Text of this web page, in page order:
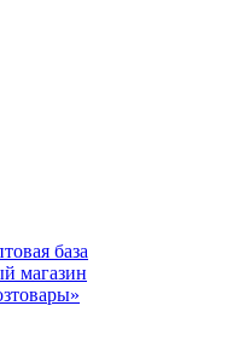
база
магазин